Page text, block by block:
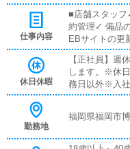
主 任／20〜40
0万×年3〜4回=
30〜80万程【
ッフ時給
22時以降は、
00円〜1,800
は、1,875～
仕事内容
■店舗スタッ
約管理✓ 備品
EBサイトの更
対応、予約の
をお任せしま
内の美化や清
EBサイト更新
タッフ✓ オフ
タ管理・企画
休日休暇
【正社員】週
します。※休
務日以外※入社
勤務地
福岡県福岡市